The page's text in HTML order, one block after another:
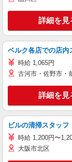
詳細を見
ベルク各店での店内
時給 1,065円
古河市・佐野市・
詳細を見
ビルの清掃スタッフ
時給 1,200円〜
大阪市北区